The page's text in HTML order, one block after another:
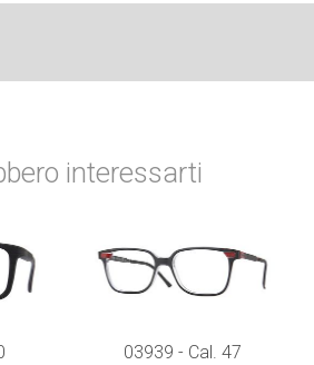
interessarti
03939 - Cal. 47